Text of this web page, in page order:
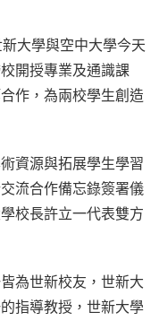
大學與空中大學今天
開授專業及通識課
作，為兩校學生創造
資源與拓展學生學習
流合作備忘錄簽署儀
校長許立一代表雙方
為世新校友，世新大
指導教授，世新大學